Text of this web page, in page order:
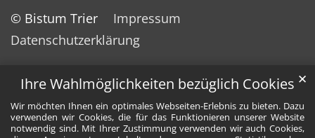
Ihre Wahlmöglichkeiten bezüglich Cookies
Wir möchten Ihnen ein optimales Webseiten-Erlebnis zu bieten. Dazu
verwenden wir Cookies, die für das Funktionieren unserer Website
notwendig sind. Mit Ihrer Zustimmung verwenden wir auch Cookies,
✕
© Bistum Trier
Impressum
Datenschutzerklärung